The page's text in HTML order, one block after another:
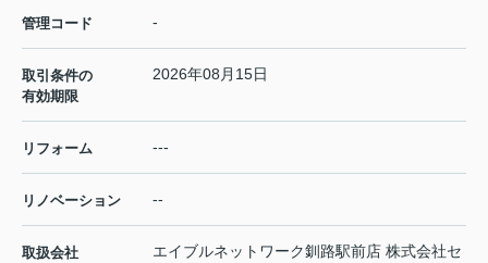
管理コード -
取引条件の
有効期限
2026年08月15日
リフォーム ---
リノベーション --
取扱会社
エイブルネットワーク釧路駅前店 株式会社セ